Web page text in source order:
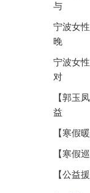
与
宁波女
晚
宁波女
对
【郭玉
益
【寒假
【寒假
【公益